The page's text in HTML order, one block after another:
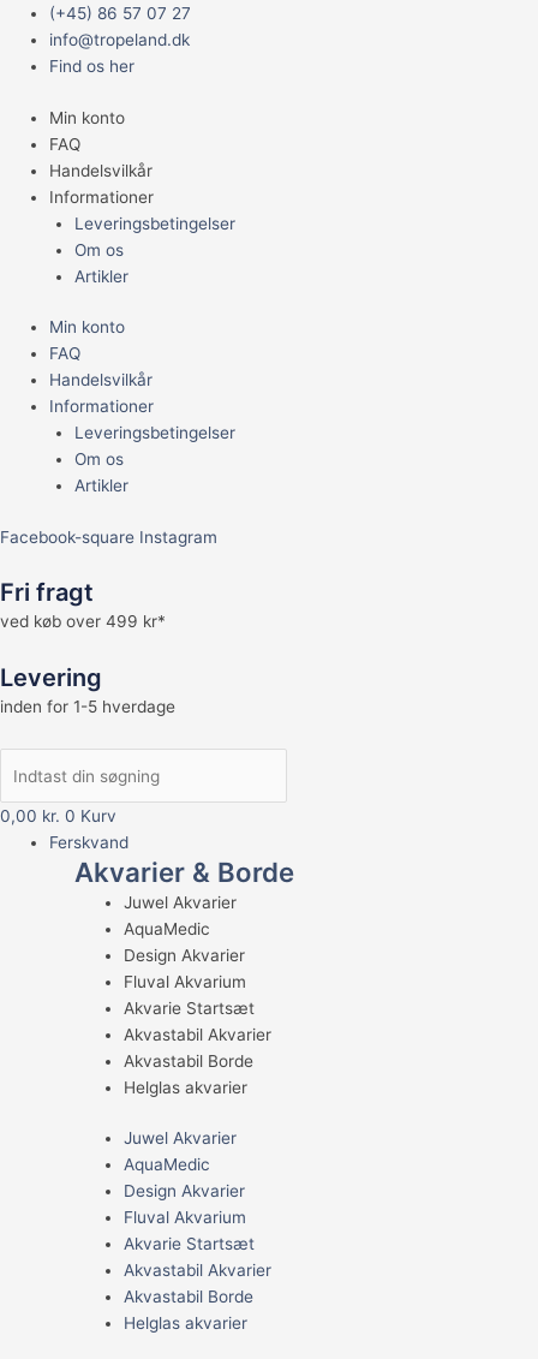
indholdet
(+45) 86 57 07 27
info@tropeland.dk
Find os her
Min konto
FAQ
Handelsvilkår
Informationer
Leveringsbetingelser
Om os
Artikler
Min konto
FAQ
Handelsvilkår
Informationer
Leveringsbetingelser
Om os
Artikler
Facebook-square Instagram
Fri fragt
ved køb over 499 kr*
Levering
inden for 1-5 hverdage
0,00 kr. 0 Kurv
Main
Menu
Ferskvand
Akvarier & Borde
Juwel Akvarier
AquaMedic
Design Akvarier
Fluval Akvarium
Akvarie Startsæt
Akvastabil Akvarier
Akvastabil Borde
Helglas akvarier
Juwel Akvarier
AquaMedic
Design Akvarier
Fluval Akvarium
Akvarie Startsæt
Akvastabil Akvarier
Akvastabil Borde
Helglas akvarier
Anatome
Helena
snegle